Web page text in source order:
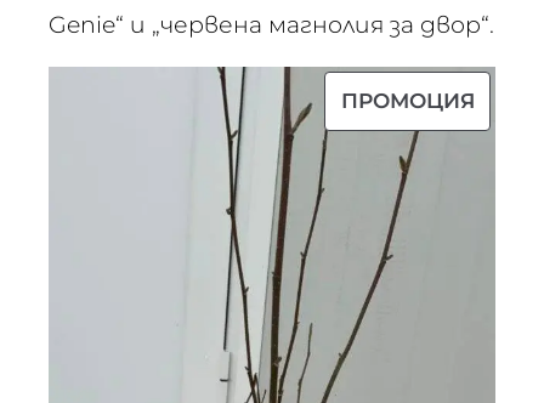
Genie“ и „червена магнолия за двор“.
ПРОМОЦИЯ